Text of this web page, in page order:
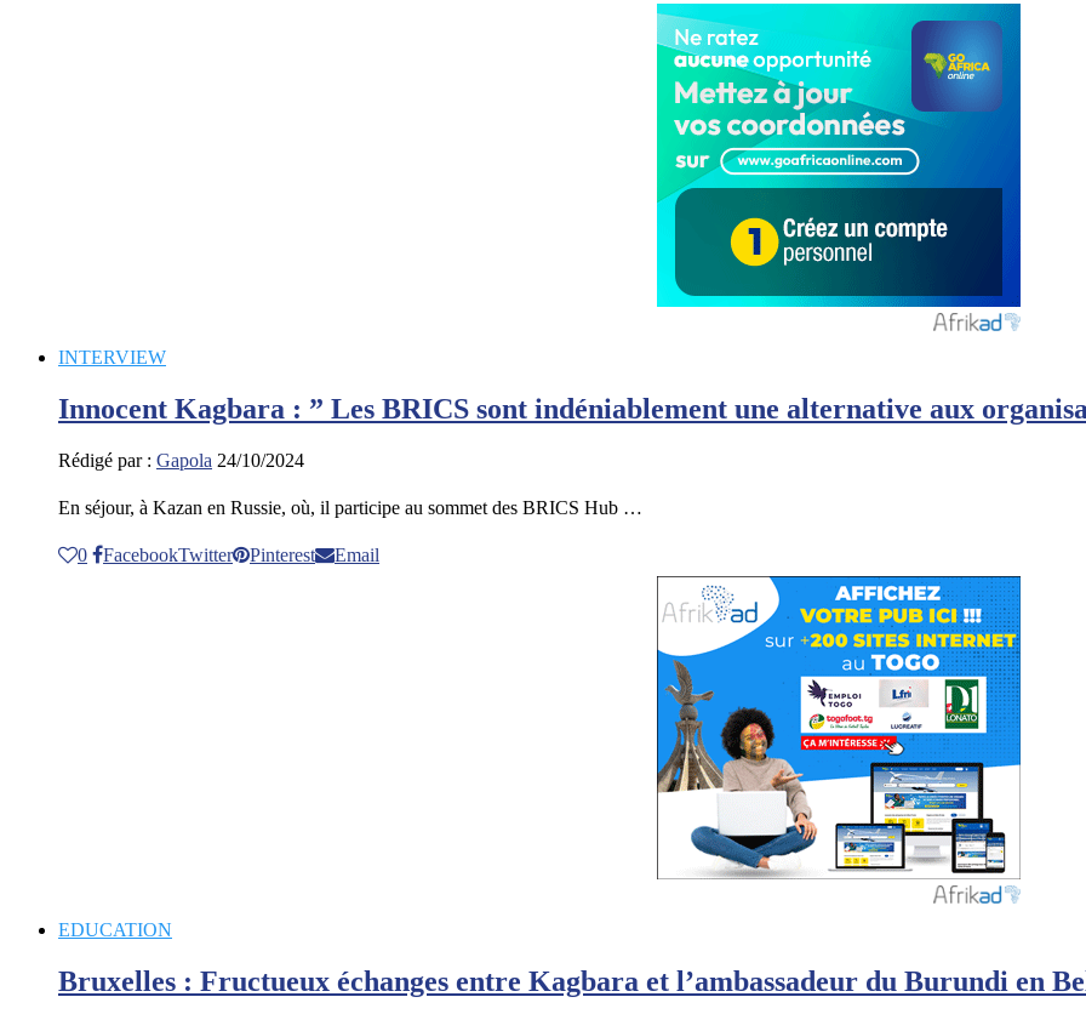
INTERVIEW
Innocent Kagbara : ” Les BRICS sont indéniablement une alternative aux
Rédigé par : Gapola 24/10/2024
En séjour, à Kazan en Russie, où, il participe au sommet des BRICS Hub …
0 FacebookTwitter Pinterest Email
EDUCATION
Bruxelles : Fructueux échanges entre Kagbara et l’ambassadeur du Burundi en